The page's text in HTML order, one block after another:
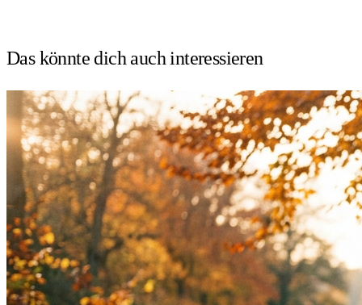
Das könnte dich auchinteressieren